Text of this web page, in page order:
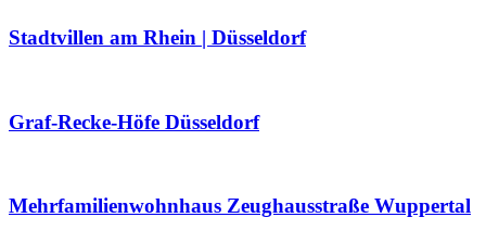
Stadtvillen am Rhein | Düsseldorf
Graf-Recke-Höfe Düsseldorf
Mehrfamilienwohnhaus Zeughausstraße Wuppertal